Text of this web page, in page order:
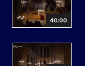
40:00